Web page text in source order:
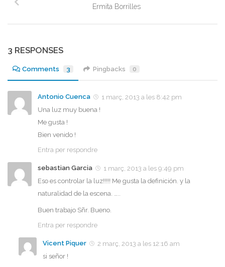
Ermita Borrilles
3 RESPONSES
Comments 3 Pingbacks 0
Antonio Cuenca
1 març, 2013 a les 8:42 pm
Una luz muy buena !
Me gusta !
Bien venido !
Entra per respondre
sebastian Garcia
1 març, 2013 a les 9:49 pm
Eso es controlar la luz!!!!! Me gusta la definición. y la
naturalidad de la escena. …..
Buen trabajo Sñr. Bueno.
Entra per respondre
Vicent Piquer
2 març, 2013 a les 12:16 am
si señor !